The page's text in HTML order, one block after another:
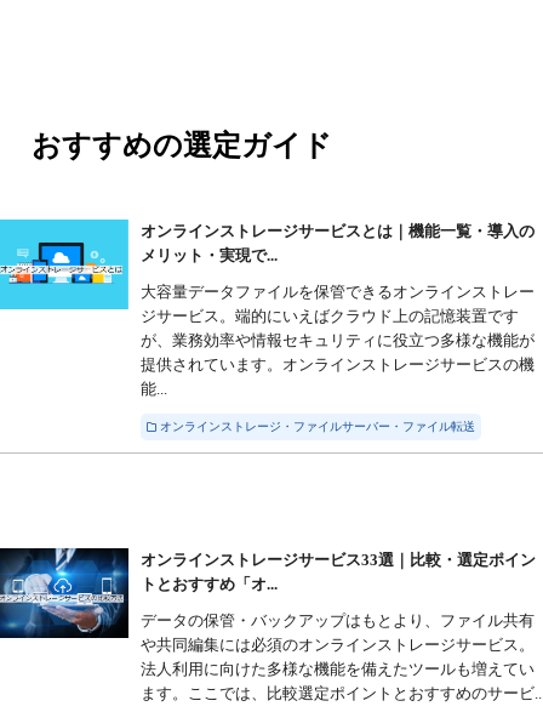
おすすめの選定ガイド
オンラインストレージサービスとは｜機能一覧・導入の
メリット・実現で...
大容量データファイルを保管できるオンラインストレー
ジサービス。端的にいえばクラウド上の記憶装置です
が、業務効率や情報セキュリティに役立つ多様な機能が
提供されています。オンラインストレージサービスの機
能...
オンラインストレージ・ファイルサーバー・ファイル転送
オンラインストレージサービス33選｜比較・選定ポイン
トとおすすめ「オ...
データの保管・バックアップはもとより、ファイル共有
や共同編集には必須のオンラインストレージサービス。
法人利用に向けた多様な機能を備えたツールも増えてい
ます。ここでは、比較選定ポイントとおすすめのサービ